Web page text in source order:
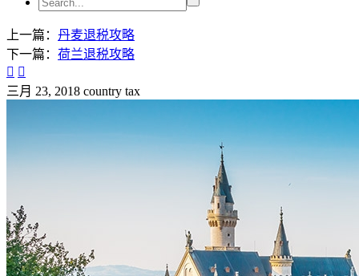
上一篇： 丹麦退税攻略
下一篇： 荷兰退税攻略
 
三月 23, 2018 country tax